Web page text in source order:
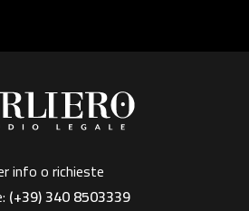
info o richieste
(+39)340 8503339